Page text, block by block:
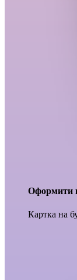
Оформити
Картка на